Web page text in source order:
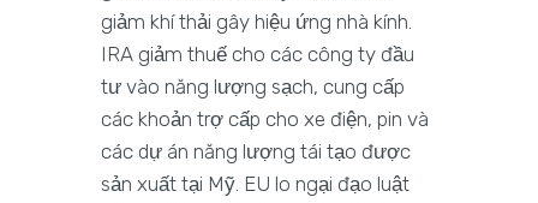
giảm khí thải gây hiệu ứng nhà kính.
IRA giảm thuế cho các công ty đầu
tư vào năng lượng sạch, cung cấp
các khoản trợ cấp cho xe điện, pin và
các dự án năng lượng tái tạo được
sản xuất tại Mỹ. EU lo ngại đạo luật